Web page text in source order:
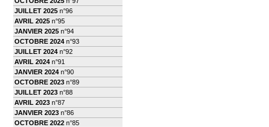
JUILLET 2025 n°96
AVRIL 2025 n°95
JANVIER 2025 n°94
OCTOBRE 2024 n°93
JUILLET 2024 n°92
AVRIL 2024 n°91
JANVIER 2024 n°90
OCTOBRE 2023 n°89
JUILLET 2023 n°88
AVRIL 2023 n°87
JANVIER 2023 n°86
OCTOBRE 2022 n°85